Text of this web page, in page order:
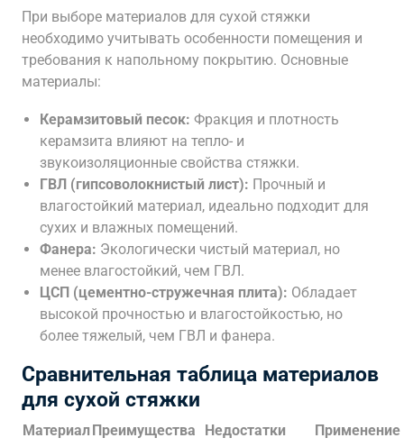
При выборе материалов для сухой стяжки
необходимо учитывать особенности помещения и
требования к напольному покрытию. Основные
материалы:
Керамзитовый песок: Фракция и плотность
керамзита влияют на тепло- и
звукоизоляционные свойства стяжки.
ГВЛ (гипсоволокнистый лист): Прочный и
влагостойкий материал, идеально подходит для
сухих и влажных помещений.
Фанера: Экологически чистый материал, но
менее влагостойкий, чем ГВЛ.
ЦСП (цементно-стружечная плита): Обладает
высокой прочностью и влагостойкостью, но
более тяжелый, чем ГВЛ и фанера.
Сравнительная таблица материалов
для сухой стяжки
МатериалПреимущества Недостатки
Применение